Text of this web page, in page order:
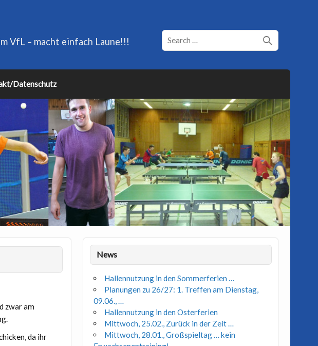
VfL – macht einfach Laune!!!
Datenschutz
zwar am
da ihr
News
Hallennutzung in den Sommerferien …
Planungen zu 26/27: 1. Treffen am Dienstag,
09.06., …
Hallennutzung in den Osterferien
Mittwoch, 25.02., Zurück in der Zeit …
Mittwoch, 28.01., Großspieltag … kein